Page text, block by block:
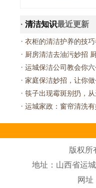
· 清洁知识最近更新
· 衣柜的清洁护养的技
· 厨房清洁去油污妙招
· 运城保洁公司教会你
· 家庭保洁妙招，让你
· 筷子出现霉斑别扔，
· 运城家政：窗帘清洗
版权所
地址：山西省运
网